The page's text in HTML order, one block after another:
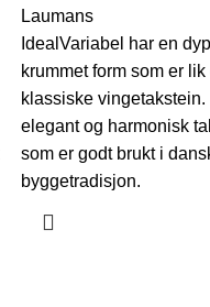
Laumans
IdealVariabel har en
krummet form som er lik
klassiske vingetakstein.
elegant og harmonisk
som er godt brukt i
byggetradisjon.